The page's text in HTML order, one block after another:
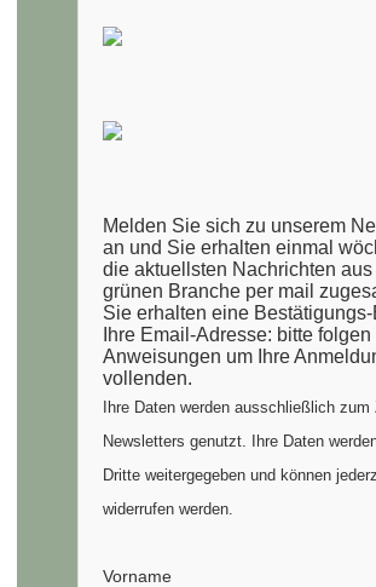
Melden Sie sich zu unserem
an und Sie erhalten einmal
die aktuellsten Nachrichten aus
grünen Branche per mail
Sie erhalten eine
Ihre Email-Adresse: bitte
Anweisungen um Ihre
vollenden.
Ihre Daten werden ausschließlich zum
Newsletters genutzt. Ihre Daten
Dritte weitergegeben und können
widerrufen werden.
Vorname